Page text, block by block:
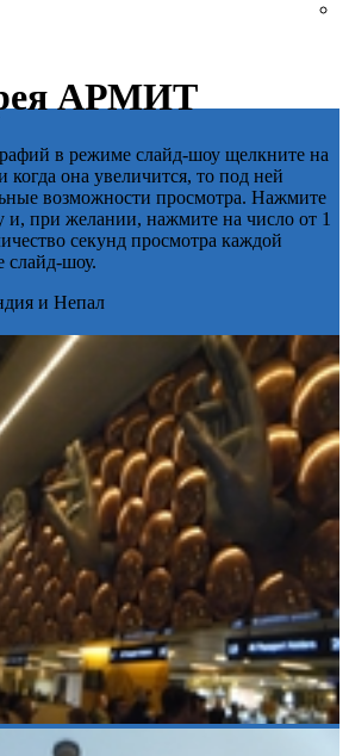
АРМИТ
в режиме слайд-шоу щелкните на
она увеличится, то под ней
возможности просмотра. Нажмите
и, при желании, нажмите на число от 1
секунд просмотра каждой
слайд-шоу.
и Непал